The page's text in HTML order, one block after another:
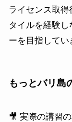
ライセンス取
タイルを経験
ーを目指してい
もっとバリ島
🎥 実際の講習